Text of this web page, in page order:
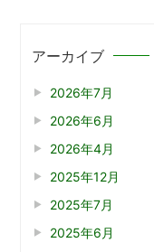
アーカイブ
2026年7月
2026年6月
2026年4月
2025年12月
2025年7月
2025年6月